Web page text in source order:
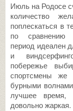
Июль на Родосе
количество
поплескаться в
по
период идеален
и
побережье
спортсмены же
бурными
лучшее время,
довольно жаркая.